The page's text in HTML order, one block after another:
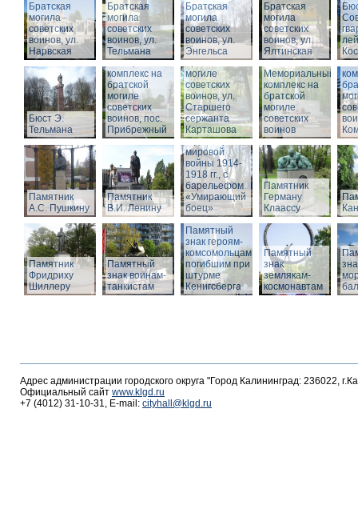
Братская
могила
советских
воинов, ул.
Нарвская
Братская
могила
советских
воинов, ул.
Тельмана
Братская
могила
советских
воинов, ул.
Энгельса
Братская
могила
советских
воинов, ул.
Ялтинская
Бюст Э.
Тельмана
Мемориальный
комплекс на
братской
могиле
советских
воинов, пос.
Прибрежный
Мемориальный
комплекс на
братской
могиле
советских
воинов, ул.
Старшего
сержанта
Карташова
Мемориальный
комплекс на
братской
могиле
советских
воинов
Памятник
А.С. Пушкину
Памятник
В.И. Ленину
Памятник
воинам,
погибшим в
годы Первой
мировой
войны 1914-
1918 гг., с
барельефом
«Умирающий
боец»
Памятник
Герману
Клаассу
Памятник
Фридриху
Шиллеру
Памятный
знак воинам-
танкистам
Памятный
знак героям-
комсомольцам,
погибшим при
штурме
Кенигсберга
Памятный
знак
землякам-
космонавтам
Адрес администрации городского округа "Город Калининград: 236022,
Официальный сайт www.klgd.ru
+7 (4012) 31-10-31, E-mail: cityhall@klgd.ru